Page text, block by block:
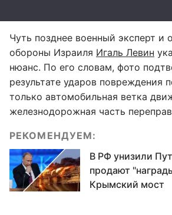
Чуть позднее военный эксперт и
обороны Израиля Игаль Левин
нюанс. По его словам, фото
результате ударов повреждения
только автомобильная ветка
железнодорожная часть
РЕКОМЕНДУЕМ:
В РФ унизили
продают
Крымский мост